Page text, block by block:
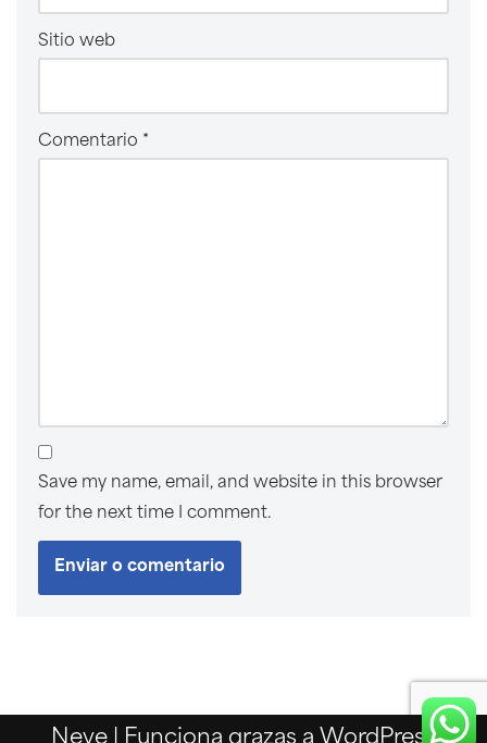
Sitio web
Comentario *
Save my name, email, and website in this browser
for the next time I comment.